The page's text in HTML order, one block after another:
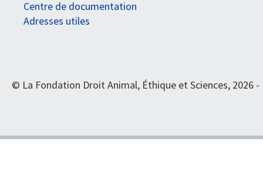
Centre de documentation
Adresses utiles
© La Fondation Droit Animal, Éthique et Sciences, 2026 -